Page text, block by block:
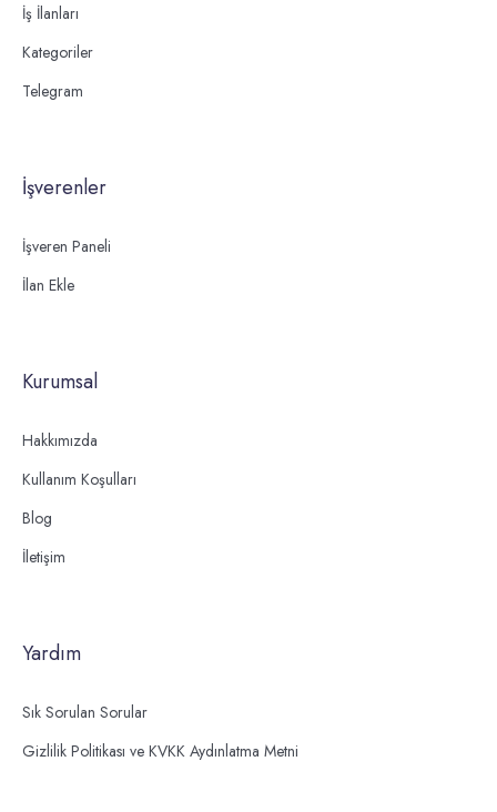
İş İlanları
Kategoriler
Telegram
İşverenler
İşveren Paneli
İlan Ekle
Kurumsal
Hakkımızda
Kullanım Koşulları
Blog
İletişim
Yardım
Sık Sorulan Sorular
Gizlilik Politikası ve KVKK Aydınlatma Metni